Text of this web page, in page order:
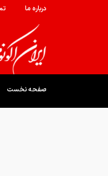
درباره ما
صفحه نخست